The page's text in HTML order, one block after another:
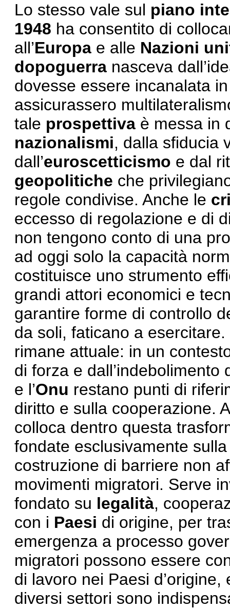
Lo stesso vale sul piano
1948 ha consentito di
all’Europa e alle Nazioni
dopoguerra nasceva
dovesse essere incanalata
assicurassero
tale prospettiva è messa in
nazionalismi, dalla sfiducia
dall’euroscetticismo e dal
geopolitiche che
regole condivise. Anche le
eccesso di regolazione e di
non tengono conto di una
ad oggi solo la capacità
costituisce uno strumento
grandi attori economici e
garantire forme di controllo
da soli, faticano a
rimane attuale: in un
di forza e dall’indebolimento
e l’Onu restano punti di
diritto e sulla cooperazione.
colloca dentro questa
fondate esclusivamente
costruzione di barriere non
movimenti migratori. Serve
fondato su legalità,
con i Paesi di origine, per
emergenza a processo
migratori possono essere
di lavoro nei Paesi
diversi settori sono